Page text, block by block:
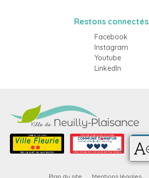
Restons connectés
Facebook
Instagram
Youtube
LinkedIn
Plan du site Mentions légales